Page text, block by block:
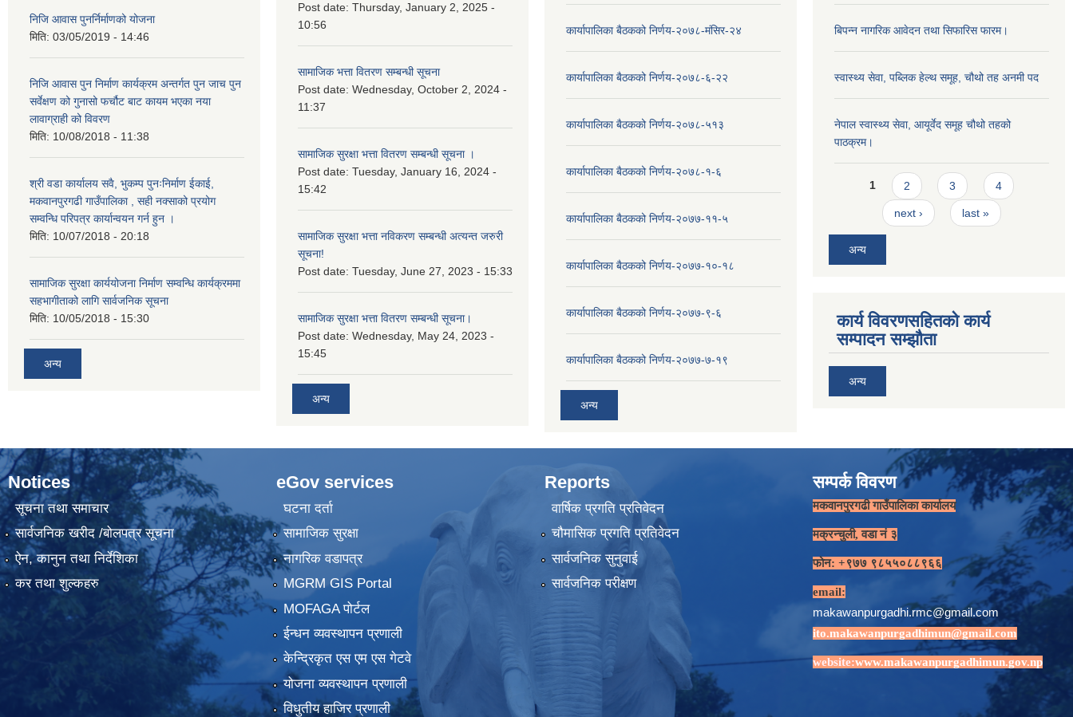
निजि आवास पुनर्निर्माणको योजना
मिति: 03/05/2019 - 14:46
निजि आवास पुन निर्माण कार्यक्रम अन्तर्गत पुन जाच पुन
सर्वेक्षण को गुनासो फर्चौट बाट कायम भएका नया
लावाग्राही को विवरण
मिति: 10/08/2018 - 11:38
श्री वडा कार्यालय सवै, भुकम्प पुनःनिर्माण ईकाई,
मकवानपुरगढी गाउँपालिका , सही नक्साको प्रयोग
सम्वन्धि परिपत्र कार्यान्वयन गर्न हुन ।
मिति: 10/07/2018 - 20:18
सामाजिक सुरक्षा कार्ययोजना निर्माण सम्वन्धि कार्यक्रममा
सहभागीताको लागि सार्वजनिक सूचना
मिति: 10/05/2018 - 15:30
अन्य
Post date: Thursday, January 2, 2025 -
10:56
सामाजिक भत्ता वितरण सम्बन्धी सूचना
Post date: Wednesday, October 2, 2024 -
11:37
सामाजिक सुरक्षा भत्ता वितरण सम्बन्धी सूचना ।
Post date: Tuesday, January 16, 2024 -
15:42
सामाजिक सुरक्षा भत्ता नविकरण सम्बन्धी अत्यन्त जरुरी
सूचना!
Post date: Tuesday, June 27, 2023 - 15:33
सामाजिक सुरक्षा भत्ता वितरण सम्बन्धी सूचना।
Post date: Wednesday, May 24, 2023 -
15:45
अन्य
कार्यापालिका बैठकको निर्णय-२०७८-मंसिर-२४
कार्यापालिका बैठकको निर्णय-२०७८-६-२२
कार्यापालिका बैठकको निर्णय-२०७८-५१३
कार्यापालिका बैठकको निर्णय-२०७८-१-६
कार्यापालिका बैठकको निर्णय-२०७७-११-५
कार्यापालिका बैठकको निर्णय-२०७७-१०-१८
कार्यापालिका बैठकको निर्णय-२०७७-९-६
कार्यापालिका बैठकको निर्णय-२०७७-७-१९
अन्य
बिपन्‍न नागरिक आवेदन तथा सिफारिस फारम।
स्वास्थ्य सेवा, पब्लिक हेल्‍थ समूह, चौथो तह अनमी पद
नेपाल स्वास्थ्य सेवा, आयूर्वेद समूह चौथो तहको
पाठक्रम।
Pages
1 2 3 4
next › last »
अन्य
कार्य विवरणसहितको कार्य
सम्पादन सम्झौता
अन्य
Notices
सूचना तथा समाचार
सार्वजनिक खरीद /बोलपत्र सूचना
ऐन, कानुन तथा निर्देशिका
कर तथा शुल्कहरु
eGov services
घटना दर्ता
सामाजिक सुरक्षा
नागरिक वडापत्र
MGRM GIS Portal
MOFAGA पोर्टल
ईन्धन व्यवस्थापन प्रणाली
केन्द्रिकृत एस एम एस गेटवे
योजना व्यवस्थापन प्रणाली
विधुतीय हाजिर प्रणाली
Reports
वार्षिक प्रगति प्रतिवेदन
चौमासिक प्रगति प्रतिवेदन
सार्वजनिक सुनुवाई
सार्वजनिक परीक्षण
सम्पर्क विवरण
मकवानपुरगढी गाउँपालिका कार्यालय
मक्रन्चुली, वडा नं ३
फोन: +९७७ ९८५५०८८९६६
email:
makawanpurgadhi.rmc@gmail.com
ito.makawanpurgadhimun@gmail.com
website:www.makawanpurgadhimun.gov.np